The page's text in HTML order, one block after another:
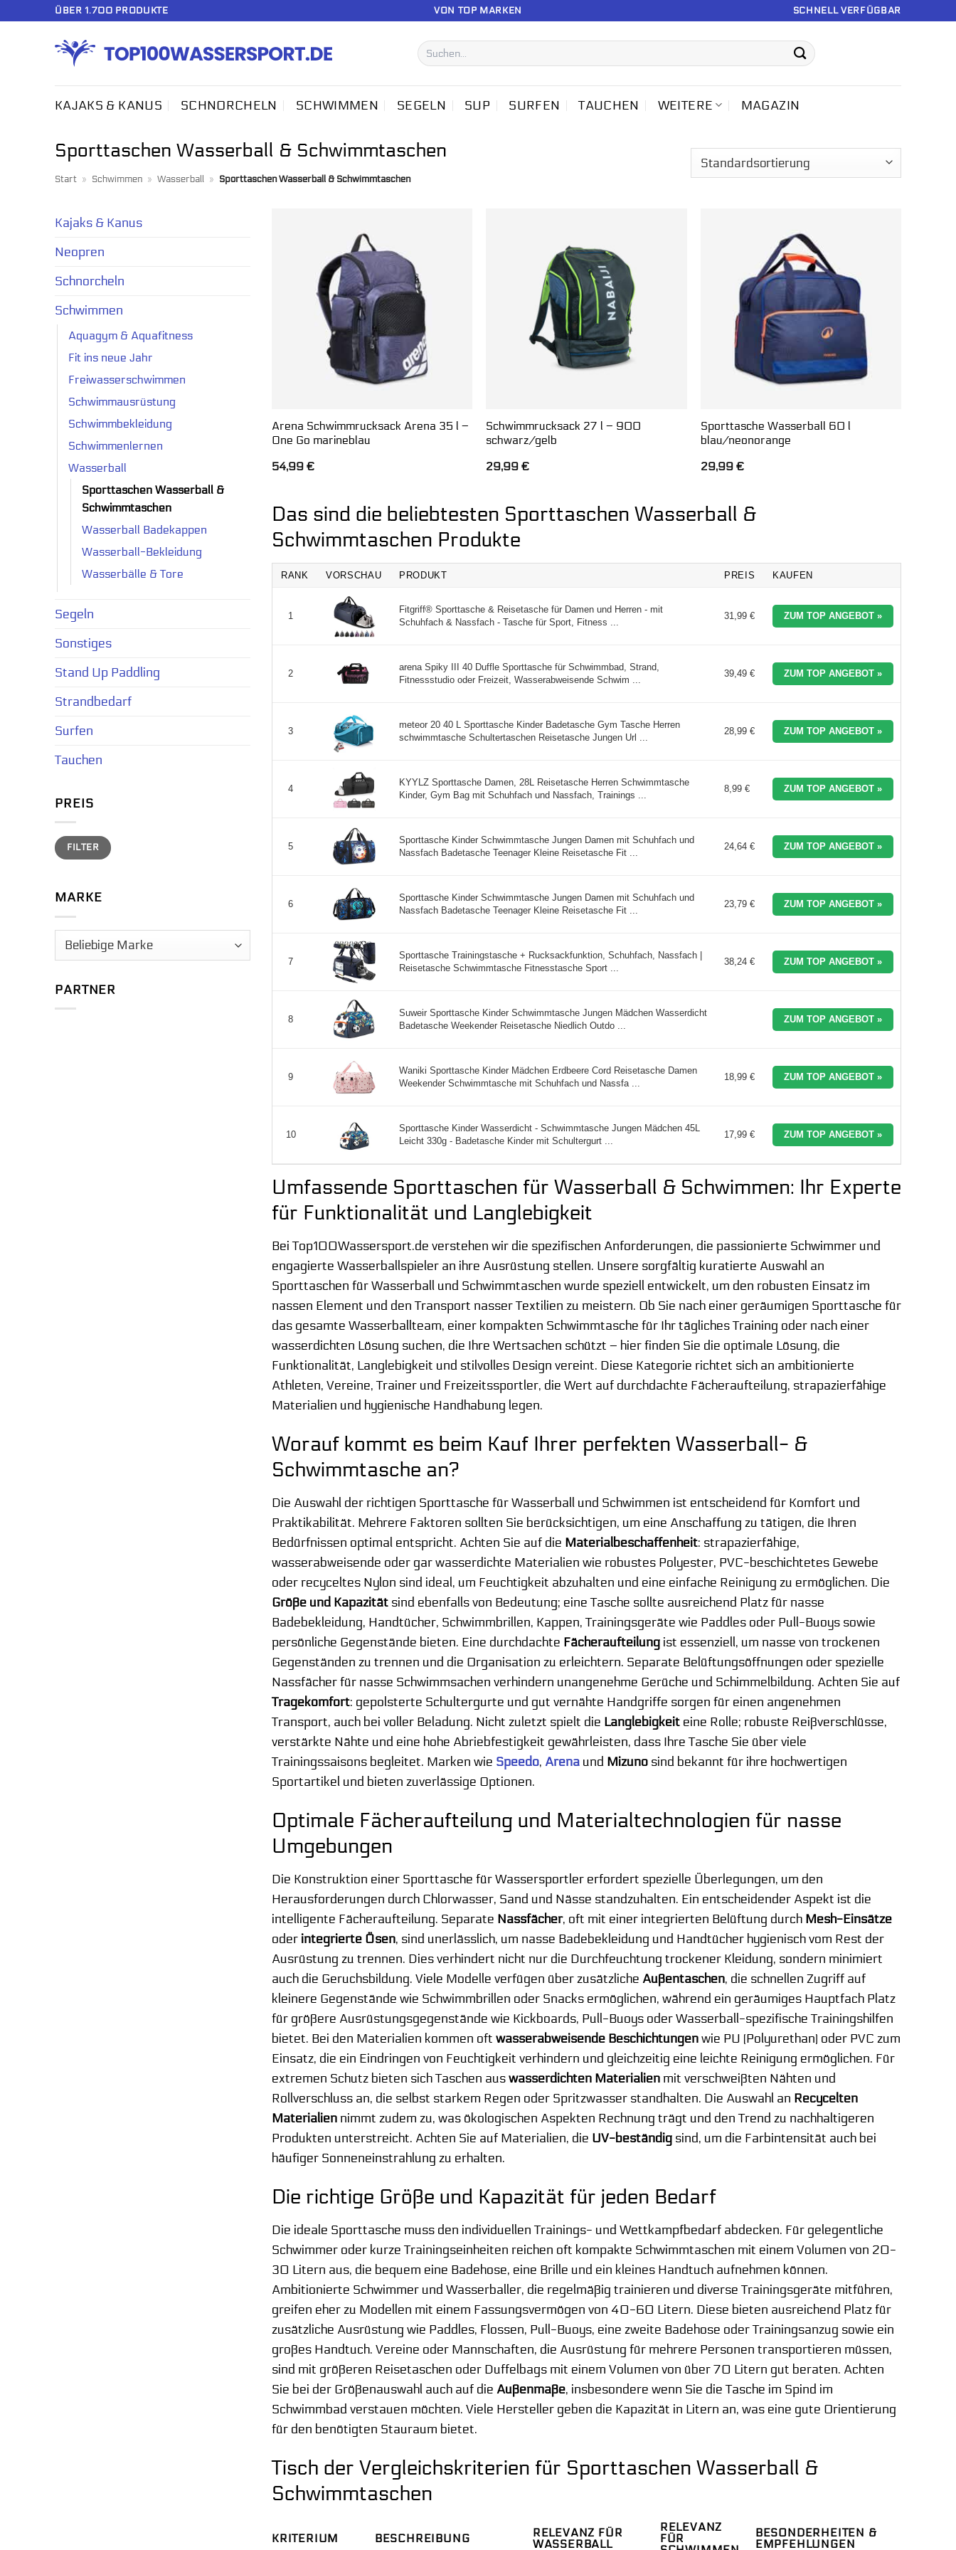
ÜBER 1.700 PRODUKTE VON TOP MARKEN SCHNELL VERFÜGBAR
Suchen
nach:
KAJAKS & KANUS SCHNORCHELN SCHWIMMEN SEGELN SUP SURFEN TAUCHEN WEITERE MAGAZIN
Sporttaschen Wasserball & Schwimmtaschen
Start » Schwimmen » Wasserball » Sporttaschen Wasserball & Schwimmtaschen
Kajaks & Kanus
Neopren
Schnorcheln
Schwimmen
Aquagym & Aquafitness
Fit ins neue Jahr
Freiwasserschwimmen
Schwimmausrüstung
Schwimmbekleidung
Schwimmenlernen
Wasserball
Sporttaschen Wasserball &
Schwimmtaschen
Wasserball Badekappen
Wasserball-Bekleidung
Wasserbälle & Tore
Segeln
Sonstiges
Stand Up Paddling
Strandbedarf
Surfen
Tauchen
PREIS
Min.
Preis
Max.
PreisFILTER
MARKE
PARTNER
Arena Schwimmrucksack Arena 35 l –
One Go marineblau
54,99 €
Schwimmrucksack 27 l – 900
schwarz/gelb
29,99€
Sporttasche Wasserball 60 l
blau/neonorange
29,99€
Das sind die beliebtesten Sporttaschen Wasserball &
Schwimmtaschen Produkte
RANK VORSCHAU PRODUKT PREIS KAUFEN
1
Fitgriff® Sporttasche & Reisetasche für Damen und Herren - mit
Schuhfach & Nassfach - Tasche für Sport, Fitness ...
31,99 € ZUM TOP ANGEBOT »
2
arena Spiky III 40 Duffle Sporttasche für Schwimmbad, Strand,
Fitnessstudio oder Freizeit, Wasserabweisende Schwim ...
39,49 € ZUM TOP ANGEBOT »
3
meteor 20 40 L Sporttasche Kinder Badetasche Gym Tasche Herren
schwimmtasche Schultertaschen Reisetasche Jungen Url ...
28,99 € ZUM TOP ANGEBOT »
4
KYYLZ Sporttasche Damen, 28L Reisetasche Herren Schwimmtasche
Kinder, Gym Bag mit Schuhfach und Nassfach, Trainings ...
8,99 € ZUM TOP ANGEBOT »
5
Sporttasche Kinder Schwimmtasche Jungen Damen mit Schuhfach und
Nassfach Badetasche Teenager Kleine Reisetasche Fit ...
24,64 € ZUM TOP ANGEBOT »
6
Sporttasche Kinder Schwimmtasche Jungen Damen mit Schuhfach und
Nassfach Badetasche Teenager Kleine Reisetasche Fit ...
23,79 € ZUM TOP ANGEBOT »
7
Sporttasche Trainingstasche + Rucksackfunktion, Schuhfach, Nassfach |
Reisetasche Schwimmtasche Fitnesstasche Sport ...
38,24 € ZUM TOP ANGEBOT »
8
Suweir Sporttasche Kinder Schwimmtasche Jungen Mädchen Wasserdicht
Badetasche Weekender Reisetasche Niedlich Outdo ...
ZUM TOP ANGEBOT »
9
Waniki Sporttasche Kinder Mädchen Erdbeere Cord Reisetasche Damen
Weekender Schwimmtasche mit Schuhfach und Nassfa ...
18,99 € ZUM TOP ANGEBOT »
10
Sporttasche Kinder Wasserdicht - Schwimmtasche Jungen Mädchen 45L
Leicht 330g - Badetasche Kinder mit Schultergurt ...
17,99 € ZUM TOP ANGEBOT »
Umfassende Sporttaschen für Wasserball & Schwimmen: Ihr Experte
für Funktionalität und Langlebigkeit
Bei Top100Wassersport.de verstehen wir die spezifischen Anforderungen, die passionierte Schwimmer und
engagierte Wasserballspieler an ihre Ausrüstung stellen. Unsere sorgfältig kuratierte Auswahl an
Sporttaschen für Wasserball und Schwimmtaschen wurde speziell entwickelt, um den robusten Einsatz im
nassen Element und den Transport nasser Textilien zu meistern. Ob Sie nach einer geräumigen Sporttasche für
das gesamte Wasserballteam, einer kompakten Schwimmtasche für Ihr tägliches Training oder nach einer
wasserdichten Lösung suchen, die Ihre Wertsachen schützt – hier finden Sie die optimale Lösung, die
Funktionalität, Langlebigkeit und stilvolles Design vereint. Diese Kategorie richtet sich an ambitionierte
Athleten, Vereine, Trainer und Freizeitssportler, die Wert auf durchdachte Fächeraufteilung, strapazierfähige
Materialien und hygienische Handhabung legen.
Worauf kommt es beim Kauf Ihrer perfekten Wasserball- &
Schwimmtasche an?
Die Auswahl der richtigen Sporttasche für Wasserball und Schwimmen ist entscheidend für Komfort und
Praktikabilität. Mehrere Faktoren sollten Sie berücksichtigen, um eine Anschaffung zu tätigen, die Ihren
Bedürfnissen optimal entspricht. Achten Sie auf die Materialbeschaffenheit: strapazierfähige,
wasserabweisende oder gar wasserdichte Materialien wie robustes Polyester, PVC-beschichtetes Gewebe
oder recyceltes Nylon sind ideal, um Feuchtigkeit abzuhalten und eine einfache Reinigung zu ermöglichen. Die
Größe und Kapazität sind ebenfalls von Bedeutung; eine Tasche sollte ausreichend Platz für nasse
Badebekleidung, Handtücher, Schwimmbrillen, Kappen, Trainingsgeräte wie Paddles oder Pull-Buoys sowie
persönliche Gegenstände bieten. Eine durchdachte Fächeraufteilung ist essenziell, um nasse von trockenen
Gegenständen zu trennen und die Organisation zu erleichtern. Separate Belüftungsöffnungen oder spezielle
Nassfächer für nasse Schwimmsachen verhindern unangenehme Gerüche und Schimmelbildung. Achten Sie auf
Tragekomfort: gepolsterte Schultergurte und gut vernähte Handgriffe sorgen für einen angenehmen
Transport, auch bei voller Beladung. Nicht zuletzt spielt die Langlebigkeit eine Rolle; robuste Reißverschlüsse,
verstärkte Nähte und eine hohe Abriebfestigkeit gewährleisten, dass Ihre Tasche Sie über viele
Trainingssaisons begleitet. Marken wie Speedo, Arena und Mizuno sind bekannt für ihre hochwertigen
Sportartikel und bieten zuverlässige Optionen.
Optimale Fächeraufteilung und Materialtechnologien für nasse
Umgebungen
Die Konstruktion einer Sporttasche für Wassersportler erfordert spezielle Überlegungen, um den
Herausforderungen durch Chlorwasser, Sand und Nässe standzuhalten. Ein entscheidender Aspekt ist die
intelligente Fächeraufteilung. Separate Nassfächer, oft mit einer integrierten Belüftung durch Mesh-Einsätze
oder integrierte Ösen, sind unerlässlich, um nasse Badebekleidung und Handtücher hygienisch vom Rest der
Ausrüstung zu trennen. Dies verhindert nicht nur die Durchfeuchtung trockener Kleidung, sondern minimiert
auch die Geruchsbildung. Viele Modelle verfügen über zusätzliche Außentaschen, die schnellen Zugriff auf
kleinere Gegenstände wie Schwimmbrillen oder Snacks ermöglichen, während ein geräumiges Hauptfach Platz
für größere Ausrüstungsgegenstände wie Kickboards, Pull-Buoys oder Wasserball-spezifische Trainingshilfen
bietet. Bei den Materialien kommen oft wasserabweisende Beschichtungenwie PU (Polyurethan) oder PVC zum
Einsatz, die ein Eindringen von Feuchtigkeit verhindern und gleichzeitig eine leichte Reinigung ermöglichen. Für
extremen Schutz bieten sich Taschen auswasserdichten Materialien mit verschweißten Nähten und
Rollverschluss an, die selbst starkem Regen oder Spritzwasser standhalten. Die Auswahl an Recycelten
Materialien nimmt zudem zu, was ökologischen Aspekten Rechnung trägt und den Trend zu nachhaltigeren
Produkten unterstreicht. Achten Sie auf Materialien, die UV-beständig sind, um die Farbintensität auch bei
häufiger Sonneneinstrahlung zu erhalten.
Die richtige Größe und Kapazität für jeden Bedarf
Die ideale Sporttasche muss den individuellen Trainings- und Wettkampfbedarf abdecken. Für gelegentliche
Schwimmer oder kurze Trainingseinheiten reichen oft kompakte Schwimmtaschen mit einem Volumen von 20-
30 Litern aus, die bequem eine Badehose, eine Brille und ein kleines Handtuch aufnehmen können.
Ambitionierte Schwimmer und Wasserballer, die regelmäßig trainieren und diverse Trainingsgeräte mitführen,
greifen eher zu Modellen mit einem Fassungsvermögen von 40-60 Litern. Diese bieten ausreichend Platz für
zusätzliche Ausrüstung wie Paddles, Flossen, Pull-Buoys, eine zweite Badehose oder Trainingsanzug sowie ein
großes Handtuch. Vereine oder Mannschaften, die Ausrüstung für mehrere Personen transportieren müssen,
sind mit größeren Reisetaschen oder Duffelbags mit einem Volumen von über 70 Litern gut beraten. Achten
Sie bei der Größenauswahl auch auf die Außenmaße, insbesondere wenn Sie die Tasche im Spind im
Schwimmbad verstauen möchten. Viele Hersteller geben die Kapazität in Litern an, was eine gute Orientierung
für den benötigten Stauraum bietet.
Tisch der Vergleichskriterien für Sporttaschen Wasserball &
Schwimmtaschen
KRITERIUM BESCHREIBUNG
RELEVANZ FÜR
WASSERBALL
RELEVANZ
FÜR
BESONDERHEITEN &
EMPFEHLUNGEN